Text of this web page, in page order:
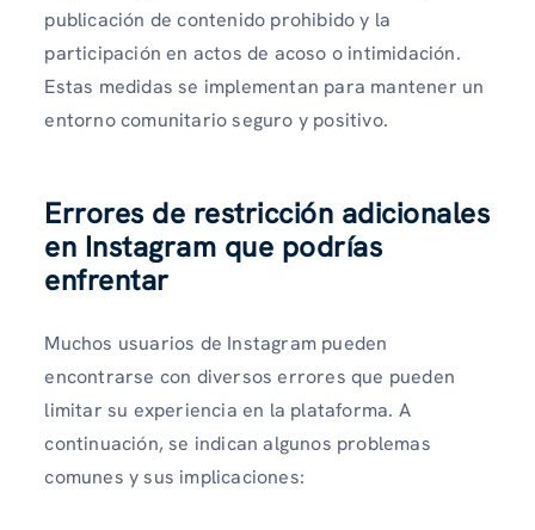
publicación de contenido prohibido y la
participación en actos de acoso o intimidación.
Estas medidas se implementan para mantener un
entorno comunitario seguro y positivo.
Errores de restricción adicionales
en Instagram que podrías
enfrentar
Muchos usuarios de Instagram pueden
encontrarse con diversos errores que pueden
limitar su experiencia en la plataforma. A
continuación, se indican algunos problemas
comunes y sus implicaciones: